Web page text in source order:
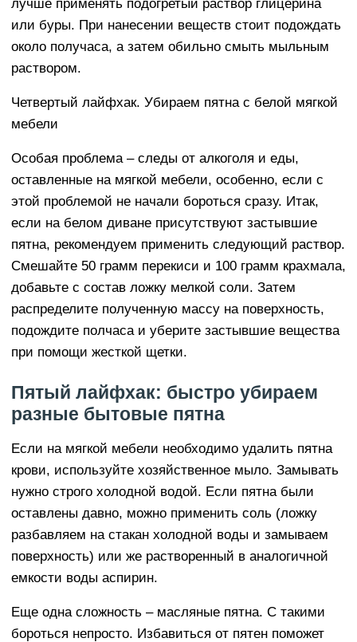
лучше применять подогретый раствор глицерина
или буры. При нанесении веществ стоит подождать
около получаса, а затем обильно смыть мыльным
раствором.
Четвертый лайфхак. Убираем пятна с белой мягкой
мебели
Особая проблема – следы от алкоголя и еды,
оставленные на мягкой мебели, особенно, если с
этой проблемой не начали бороться сразу. Итак,
если на белом диване присутствуют застывшие
пятна, рекомендуем применить следующий раствор.
Смешайте 50 грамм перекиси и 100 грамм крахмала,
добавьте с состав ложку мелкой соли. Затем
распределите полученную массу на поверхность,
подождите полчаса и уберите застывшие вещества
при помощи жесткой щетки.
Пятый лайфхак: быстро убираем
разные бытовые пятна
Если на мягкой мебели необходимо удалить пятна
крови, используйте хозяйственное мыло. Замывать
нужно строго холодной водой. Если пятна были
оставлены давно, можно применить соль (ложку
разбавляем на стакан холодной воды и замываем
поверхность) или же растворенный в аналогичной
емкости воды аспирин.
Еще одна сложность – масляные пятна. С такими
бороться непросто. Избавиться от пятен поможет